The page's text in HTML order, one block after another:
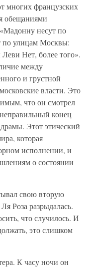
многих французских
обещаниями
несут по
по улицам Москвы:
Леви Нет, более того».
между
и грустной
власти. Это
что он смотрел
конец
Этот этический
которая
исполнении, и
о состоянии
свою вторую
Роза разрыдалась.
что случилось. И
это слишком
К часу ночи он